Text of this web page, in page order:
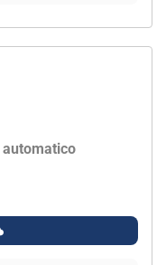
automatico